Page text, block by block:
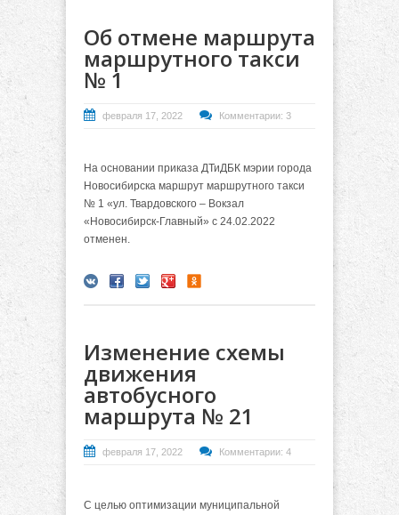
Об отмене маршрута
маршрутного такси
№ 1
февраля 17, 2022 Комментарии: 3
На основании приказа ДТиДБК мэрии города
Новосибирска маршрут маршрутного такси
№ 1 «ул. Твардовского – Вокзал
«Новосибирск-Главный» с 24.02.2022
отменен.
Изменение схемы
движения
автобусного
маршрута № 21
февраля 17, 2022 Комментарии: 4
С целью оптимизации муниципальной